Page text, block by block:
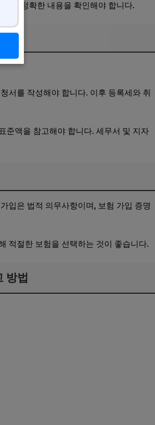
니 정확한 내용을 확인해야 합니다.
서를 작성해야 합니다. 이후 등록세와 취
준액을 참고해야 합니다. 세무서 및 지자
입은 법적 의무사항이며, 보험 가입 증명
적절한 보험을 선택하는 것이 좋습니다.
방법